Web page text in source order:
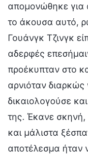
απομονώθηκε για
το άκουσα αυτό,
Γουάνγκ Τζινγκ
αδερφές
προέκυπταν στο
αρνιόταν διαρκώς
δικαιολογούσε
της. Έκανε σκηνή,
και μάλιστα
αποτέλεσμα ήταν